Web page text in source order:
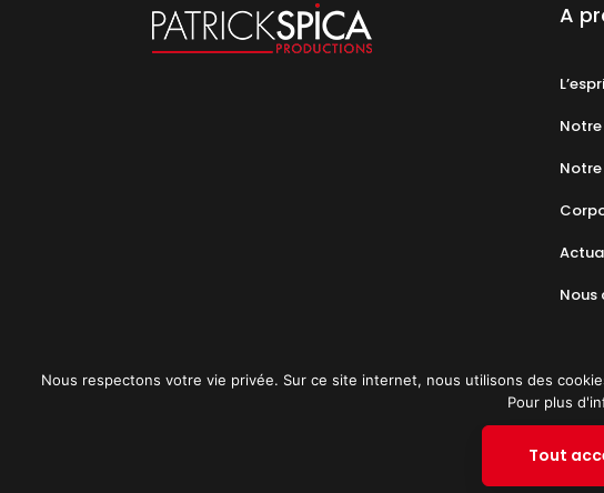
A
Politique de confidentialité
Nous respectons votre vie privée. Sur ce site internet, nous utilisons des
Pour plus
Tout